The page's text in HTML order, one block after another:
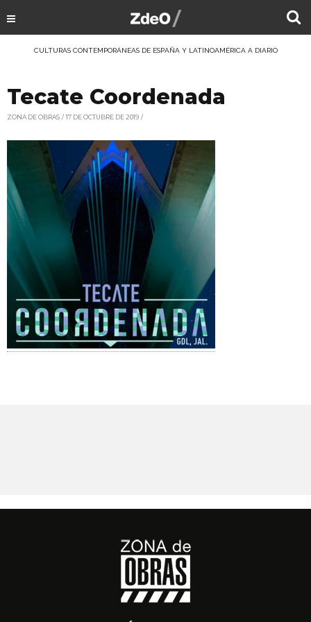
CULTURAS CONTEMPORÁNEAS DE ESPAÑA Y LATINOAMÉRICA A DIARIO
Tecate Coordenada
ZONA DE OBRAS 17 DE OCTUBRE DE 2019